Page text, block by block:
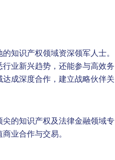
知识产权领域资深领军人士。
业新兴趋势，还能参与高效务
成深度合作，建立战略伙伴关
的知识产权及法律金融领域专
业合作与交易。